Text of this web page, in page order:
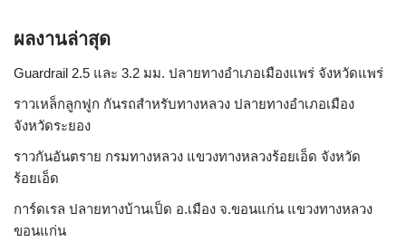
ผลงานล่าสุด
Guardrail 2.5 และ 3.2 มม. ปลายทางอำเภอเมืองแพร่ จังหวัดแพร่
ราวเหล็กลูกฟูก กันรถสําหรับทางหลวง ปลายทางอำเภอเมือง
จังหวัดระยอง
ราวกันอันตราย กรมทางหลวง แขวงทางหลวงร้อยเอ็ด จังหวัด
ร้อยเอ็ด
การ์ดเรล ปลายทางบ้านเป็ด อ.เมือง จ.ขอนแก่น แขวงทางหลวง
ขอนแก่น